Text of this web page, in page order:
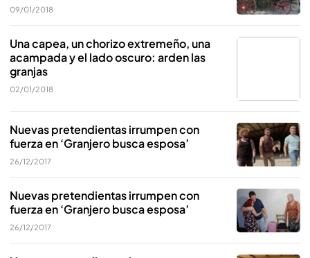
09/01/2018
Una capea, un chorizo extremeño, una
acampada y el lado oscuro: arden las
granjas
02/01/2018
Nuevas pretendientas irrumpen con
fuerza en ‘Granjero busca esposa’
26/12/2017
Nuevas pretendientas irrumpen con
fuerza en ‘Granjero busca esposa’
26/12/2017